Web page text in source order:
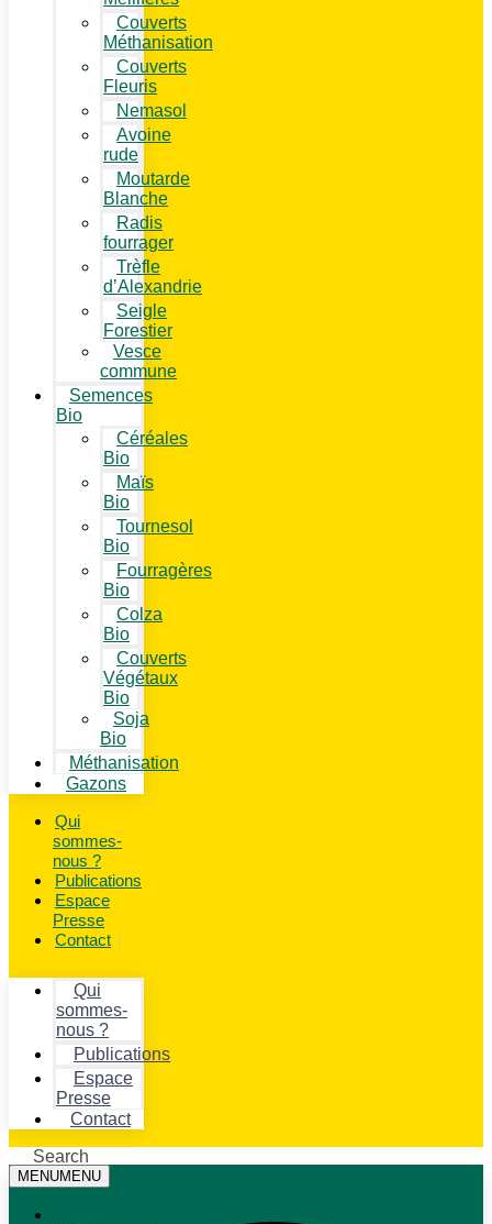
Couverts
Méthanisation
Couverts
Fleuris
Nemasol
Avoine
rude
Moutarde
Blanche
Radis
fourrager
Trèfle
d’Alexandrie
Seigle
Forestier
Vesce
commune
Semences
Bio
Céréales
Bio
Maïs
Bio
Tournesol
Bio
Fourragères
Bio
Colza
Bio
Couverts
Végétaux
Bio
Soja
Bio
Méthanisation
Gazons
Qui
sommes-
nous ?
Publications
Espace
Presse
Contact
Qui
sommes-
nous ?
Publications
Espace
Presse
Contact
Search
MENUMENU